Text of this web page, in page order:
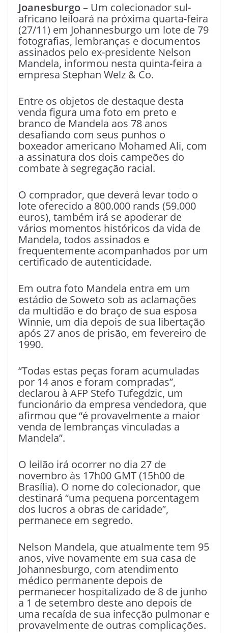
Joanesburgo – Um colecionador sul-
africano leiloará na próxima quarta-feira
(27/11) em Johannesburgo um lote de 79
fotografias, lembranças e documentos
assinados pelo ex-presidente Nelson
Mandela, informou nesta quinta-feira a
empresa Stephan Welz & Co.
Entre os objetos de destaque desta
venda figura uma foto em preto e
branco de Mandela aos 78 anos
desafiando com seus punhos o
boxeador americano Mohamed Ali, com
a assinatura dos dois campeões do
combate à segregação racial.
O comprador, que deverá levar todo o
lote oferecido a 800.000 rands (59.000
euros), também irá se apoderar de
vários momentos históricos da vida de
Mandela, todos assinados e
frequentemente acompanhados por um
certificado de autenticidade.
Em outra foto Mandela entra em um
estádio de Soweto sob as aclamações
da multidão e do braço de sua esposa
Winnie, um dia depois de sua libertação
após 27 anos de prisão, em fevereiro de
1990.
“Todas estas peças foram acumuladas
por 14 anos e foram compradas”,
declarou à AFP Stefo Tufegdzic, um
funcionário da empresa vendedora, que
afirmou que “é provavelmente a maior
venda de lembranças vinculadas a
Mandela”.
O leilão irá ocorrer no dia 27 de
novembro às 17h00 GMT (15h00 de
Brasília). O nome do colecionador, que
destinará “uma pequena porcentagem
dos lucros a obras de caridade”,
permanece em segredo.
Nelson Mandela, que atualmente tem 95
anos, vive novamente em sua casa de
Johannesburgo, com atendimento
médico permanente depois de
permanecer hospitalizado de 8 de junho
a 1 de setembro deste ano depois de
uma recaída de sua infecção pulmonar e
provavelmente de outras complicações.